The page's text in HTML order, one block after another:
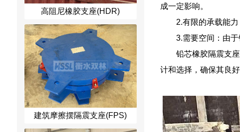
高阻尼橡胶支座(HDR)
建筑摩擦摆隔震支座(FPS)
成一定影响。
2.有限的承载能
3.需要空间：由
铅芯橡胶隔震支
计和选择，确保其良